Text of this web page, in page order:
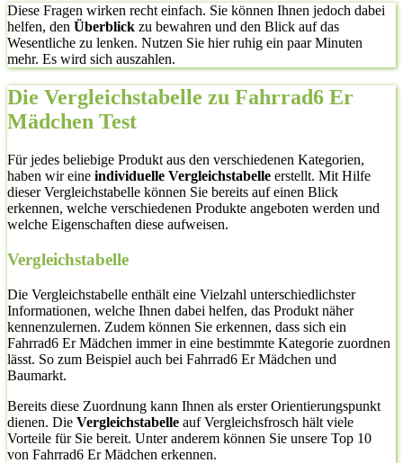
Diese Fragen wirken recht einfach. Sie können Ihnen jedoch dabei
helfen, den Überblick zu bewahren und den Blick auf das
Wesentliche zu lenken. Nutzen Sie hier ruhig ein paar Minuten
mehr. Es wird sich auszahlen.
Die Vergleichstabelle zu Fahrrad6 Er
Mädchen Test
Für jedes beliebige Produkt aus den verschiedenen Kategorien,
haben wir eine individuelle Vergleichstabelle erstellt. Mit Hilfe
dieser Vergleichstabelle können Sie bereits auf einen Blick
erkennen, welche verschiedenen Produkte angeboten werden und
welche Eigenschaften diese aufweisen.
Vergleichstabelle
Die Vergleichstabelle enthält eine Vielzahl unterschiedlichster
Informationen, welche Ihnen dabei helfen, das Produkt näher
kennenzulernen. Zudem können Sie erkennen, dass sich ein
Fahrrad6 Er Mädchen immer in eine bestimmte Kategorie zuordnen
lässt. So zum Beispiel auch bei Fahrrad6 Er Mädchen und
Baumarkt.
Bereits diese Zuordnung kann Ihnen als erster Orientierungspunkt
dienen. Die Vergleichstabelle auf Vergleichsfrosch hält viele
Vorteile für Sie bereit. Unter anderem können Sie unsere Top 10
von Fahrrad6 Er Mädchen erkennen.